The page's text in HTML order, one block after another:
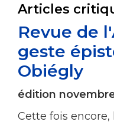
Articles
Revue de
geste
Obiégly
édition
Cette fois